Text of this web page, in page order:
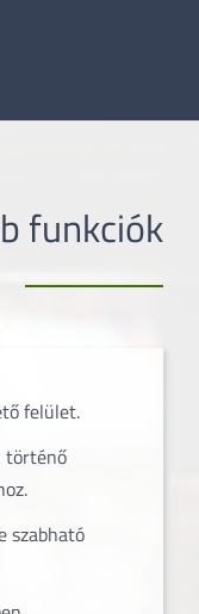
funkciók
felület.
történő
szabható